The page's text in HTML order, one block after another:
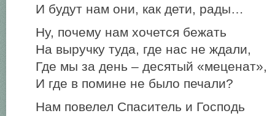
И будут нам они, как дети, рады…
Ну, почему нам хочется бежать
На выручку туда, где нас не ждали,
Где мы за день – десятый «меценат»,
И где в помине не было печали?
Нам повелел Спаситель и Господь